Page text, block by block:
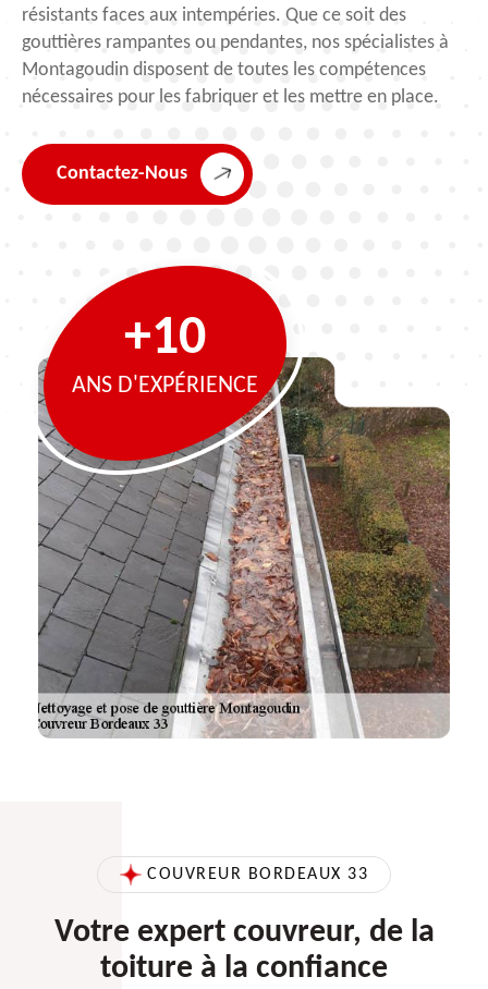
résistants faces aux intempéries. Que ce soit des
gouttières rampantes ou pendantes, nos spécialistes à
Montagoudin disposent de toutes les compétences
nécessaires pour les fabriquer et les mettre en place.
Contactez-Nous
+10
ANS D'EXPÉRIENCE
COUVREUR BORDEAUX 33
Votre expert couvreur, de la
toiture à la confiance